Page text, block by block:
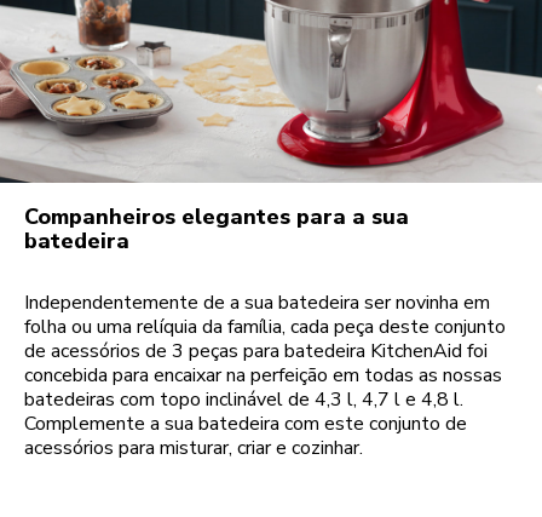
Companheiros elegantes para a sua
batedeira
Independentemente de a sua batedeira ser novinha em
folha ou uma relíquia da família, cada peça deste conjunto
de acessórios de 3 peças para batedeira KitchenAid foi
concebida para encaixar na perfeição em todas as nossas
batedeiras com topo inclinável de 4,3 l, 4,7 l e 4,8 l.
Complemente a sua batedeira com este conjunto de
acessórios para misturar, criar e cozinhar.